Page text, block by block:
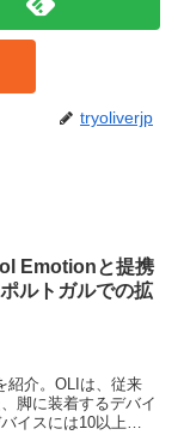
tryoliverjp
Emotionと提携
ルトガルでの拡
紹介。OLIは、従来
脚に装着するデバイ
イスには10以上の